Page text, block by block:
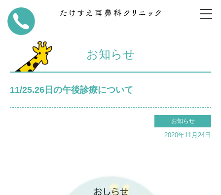
お知らせ
11/25.26日の午後診療について
お知らせ
2020年11月24日